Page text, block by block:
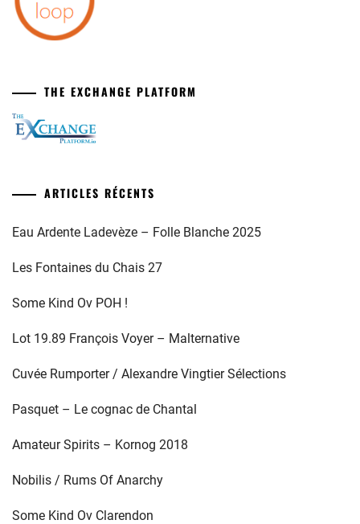
THE EXCHANGE PLATFORM
ARTICLES RÉCENTS
Eau Ardente Ladevèze – Folle Blanche 2025
Les Fontaines du Chais 27
Some Kind Ov POH !
Lot 19.89 François Voyer – Malternative
Cuvée Rumporter / Alexandre Vingtier Sélections
Pasquet – Le cognac de Chantal
Amateur Spirits – Kornog 2018
Nobilis / Rums Of Anarchy
Some Kind Ov Clarendon